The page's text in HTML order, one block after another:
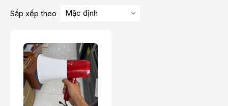
Sắp xếp theo Mặc định